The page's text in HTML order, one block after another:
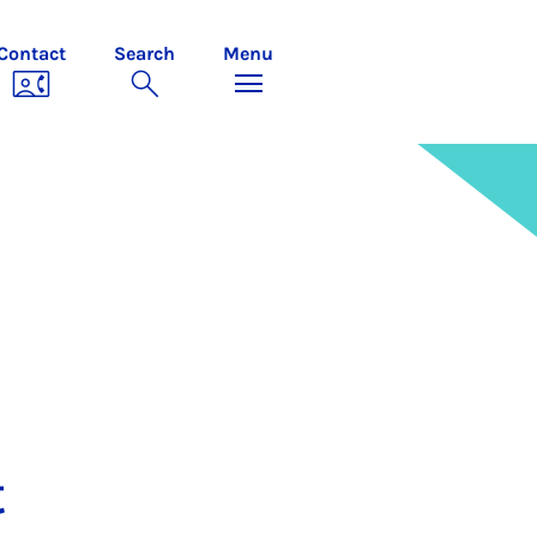
Search Menu